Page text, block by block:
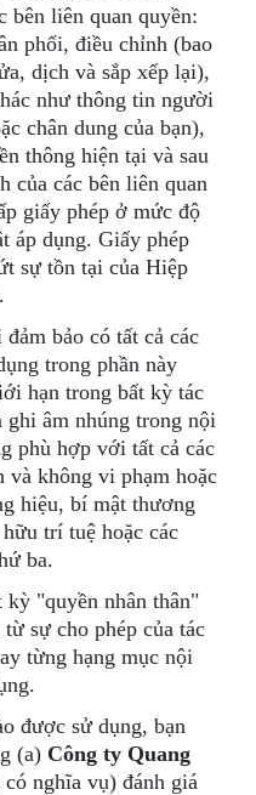
bên liên quan quyền:
phối, điều chỉnh (bao
dịch và sắp xếp lại),
như thông tin người
chân dung của bạn),
thông hiện tại và sau
của các bên liên quan
giấy phép ở mức độ
áp dụng. Giấy phép
sự tồn tại của Hiệp
bảo có tất cả các
trong phần này
hạn trong bất kỳ tác
ghi âm nhúng trong nội
phù hợp với tất cả các
và không vi phạm hoặc
hiệu, bí mật thương
trí tuệ hoặc các
ba.
kỳ "quyền nhân thân"
sự cho phép của tác
từng hạng mục nội
được sử dụng, bạn
(a) Công ty Quang
nghĩa vụ) đánh giá